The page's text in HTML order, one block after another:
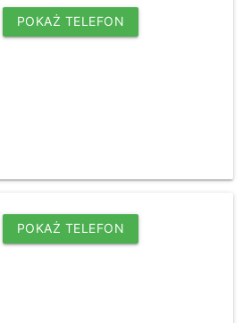
POKAŻ TELEFON
POKAŻ TELEFON